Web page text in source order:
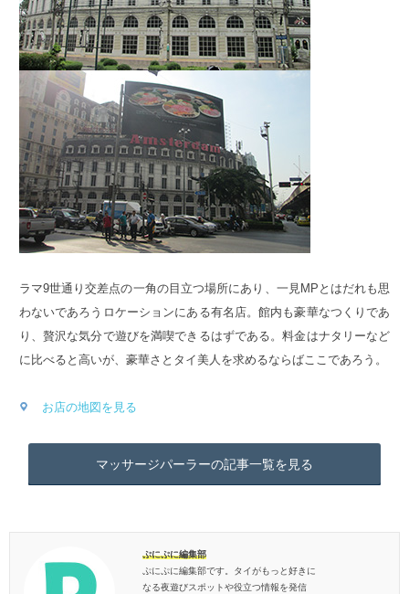
ラマ9世通り交差点の一角の目立つ場所にあり、一見MPとはだれも思
わないであろうロケーションにある有名店。館内も豪華なつくりであ
り、贅沢な気分で遊びを満喫できるはずである。料金はナタリーなど
に比べると高いが、豪華さとタイ美人を求めるならばここであろう。
お店の地図を見る
マッサージパーラーの記事一覧を見る
ぷにぷに編集部
ぷにぷに編集部です。タイがもっと好きに
なる夜遊びスポットや役立つ情報を発信